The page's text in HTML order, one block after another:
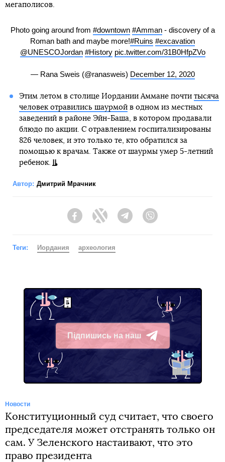
мегаполисов.
Photo going around from #downtown #Amman- discovery of a
Roman bath and maybe more!#Ruins #excavation
@UNESCOJordan #History pic.twitter.com/31B0HfpZVo
— Rana Sweis (@ranasweis) December 12, 2020
Этим летом в столице Иордании Аммане почти тысяча
человек отравились шаурмойв одном из местных
заведений в районе Эйн-Баша, в котором продавали
блюдо по акции. С отравлением госпитализированы
826 человек, и это только те, кто обратился за
помощью к врачам. Также от шаурмы умер 5-летний
ребенок.
Автор: Дмитрий Мрачник
FacebookTwitter Telegram
Теги: Иордания археология
Підпишись на наш
Telegram
Новости
Конституционный суд считает, что своего
председателя может отстранять только он
сам. У Зеленского настаивают, что это
право президента